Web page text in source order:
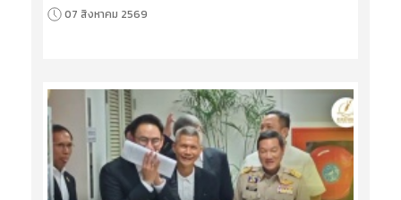
07 สิงหาคม 2569